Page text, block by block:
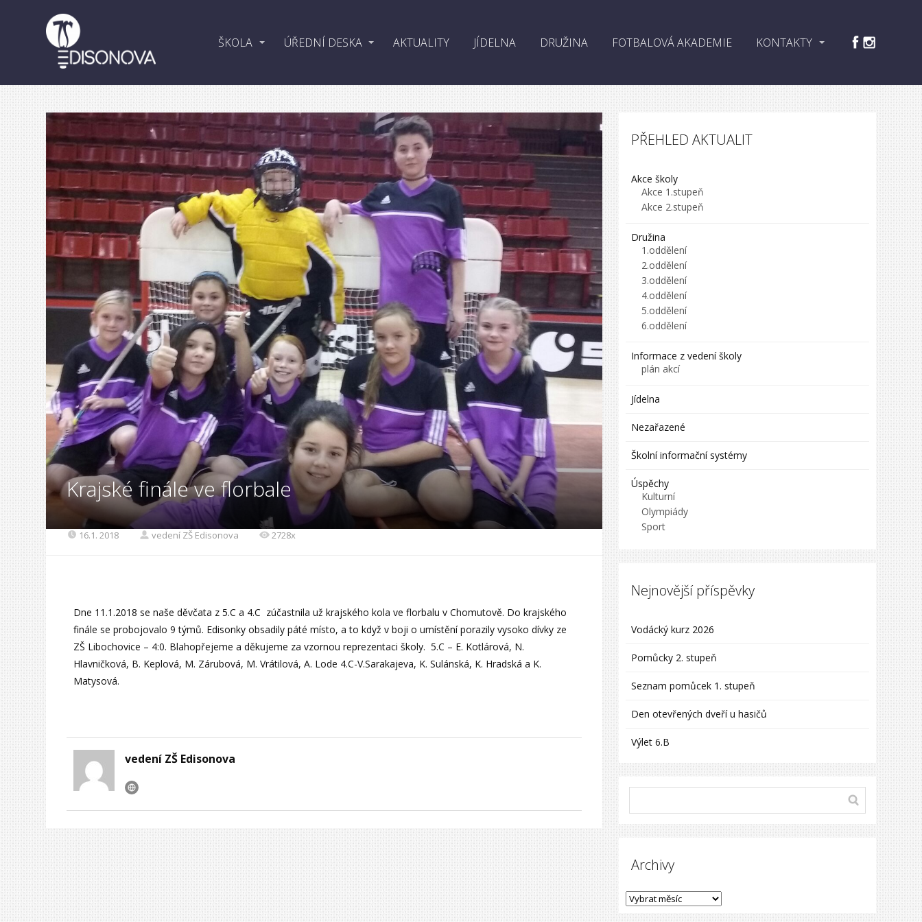
ŠKOLA ÚŘEDNÍ DESKA AKTUALITY JÍDELNA DRUŽINA FOTBALOVÁ AKADEMIE KONTAKTY
Krajské finále ve florbale
16.1. 2018 vedení ZŠ Edisonova 2728x
Dne 11.1.2018 se naše děvčata z 5.C a 4.C zúčastnila už krajského kola ve florbalu v Chomutově. Do krajského
finále se probojovalo 9 týmů. Edisonky obsadily páté místo, a to když v boji o umístění porazily vysoko dívky ze
ZŠ Libochovice – 4:0. Blahopřejeme a děkujeme za vzornou reprezentaci školy. 5.C – E. Kotlárová, N.
Hlavničková, B. Keplová, M. Zárubová, M. Vrátilová, A. Lode 4.C-V.Sarakajeva, K. Sulánská, K. Hradská a K.
Matysová.
vedení ZŠ Edisonova
PŘEHLED AKTUALIT
Akce školy
Akce 1.stupeň
Akce 2.stupeň
Družina
1.oddělení
2.oddělení
3.oddělení
4.oddělení
5.oddělení
6.oddělení
Informace z vedení školy
plán akcí
Jídelna
Nezařazené
Školní informační systémy
Úspěchy
Kulturní
Olympiády
Sport
Nejnovější příspěvky
Vodácký kurz 2026
Pomůcky 2. stupeň
Seznam pomůcek 1. stupeň
Den otevřených dveří u hasičů
Výlet 6.B
Archivy